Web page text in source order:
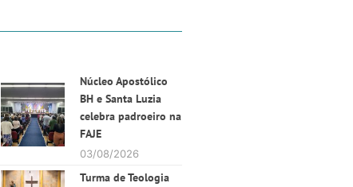
Núcleo Apostólico
BH e Santa Luzia
celebra padroeiro na
FAJE
03/08/2026
Turma de Teologia